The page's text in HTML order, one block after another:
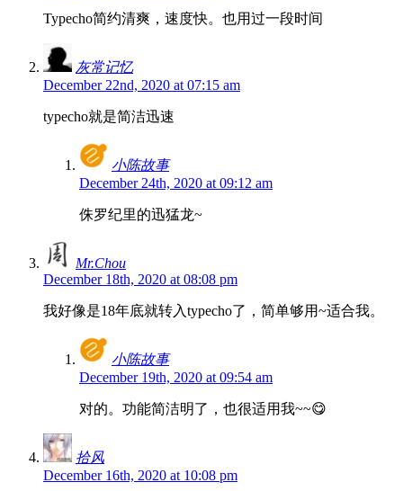
Typecho简约清爽，速度快。也用过一段时间
灰常记忆
December 22nd, 2020 at 07:15 am
typecho就是简洁迅速
小陈故事
December 24th, 2020 at 09:12 am
侏罗纪里的迅猛龙~
Mr.Chou
December 18th, 2020 at 08:08 pm
我好像是18年底就转入typecho了，简单够用~适合我。
小陈故事
December 19th, 2020 at 09:54 am
对的。功能简洁明了，也很适用我~~😋
拾风
December 16th, 2020 at 10:08 pm